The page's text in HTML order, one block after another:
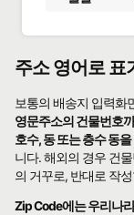
주소 영어로 표
보통의 배송지 입력화
영문주소의 건물번호
호수, 동 또는 층수 동
니다. 해외의 경우 건
의 거꾸로, 반대로 작
Zip Code에는 우리나